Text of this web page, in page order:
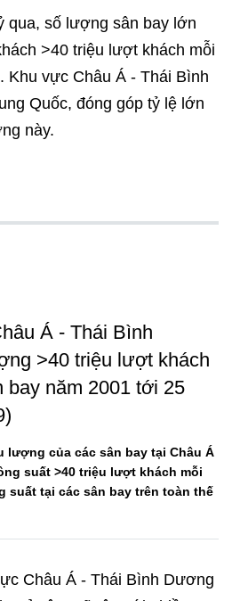
qua, số lượng sân bay lớn
>40 triệu lượt khách mỗi
Khu vực Châu Á - Thái Bình
Quốc, đóng góp tỷ lệ lớn
này.​
Á - Thái Bình
>40 triệu lượt khách
bay năm 2001 tới 25
lượng của các sân bay tại Châu Á
suất >40 triệu lượt khách mỗi
suất tại các sân bay trên toàn thế
Châu Á - Thái Bình Dương